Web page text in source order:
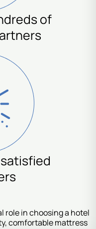
of
role in choosing a hotel
comfortable mattress